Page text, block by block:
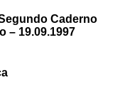
Caderno
– 19.09.1997